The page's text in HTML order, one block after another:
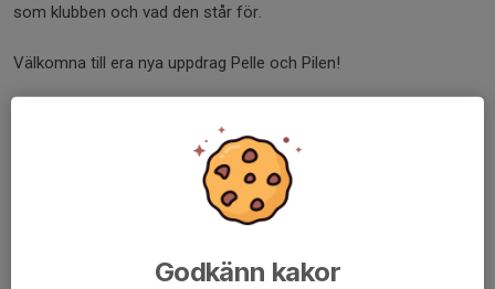
som klubben och vad den står för.
Välkomna till era nya uppdrag Pelle och Pilen!
Godkänn kakor